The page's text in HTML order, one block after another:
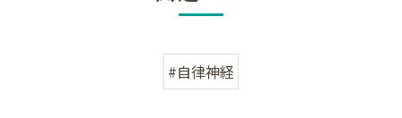
#自律神経